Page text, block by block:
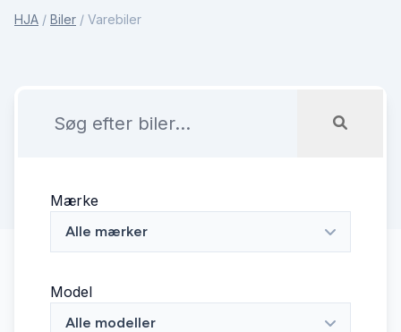
HJA / Biler / Varebiler
Mærke
Alle mærker
Model
Alle modeller